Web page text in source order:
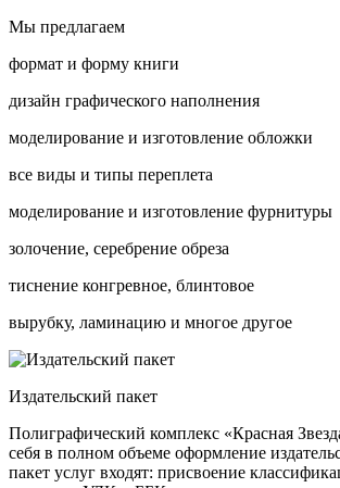
Мы предлагаем
формат и форму книги
дизайн графического наполнения
моделирование и изготовление обложки
все виды и типы переплета
моделирование и изготовление фурнитуры
золочение, серебрение обреза
тиснение конгревное, блинтовое
вырубку, ламинацию и многое другое
Издательский пакет
Полиграфический комплекс «Красная
себя в полном объеме оформление
пакет услуг входят: присвоение